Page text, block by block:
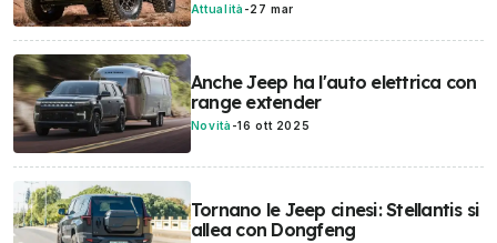
Attualità -27 mar
Anche Jeep ha l'auto elettrica con
range extender
Novità -16 ott 2025
Tornano le Jeep cinesi: Stellantis si
allea con Dongfeng